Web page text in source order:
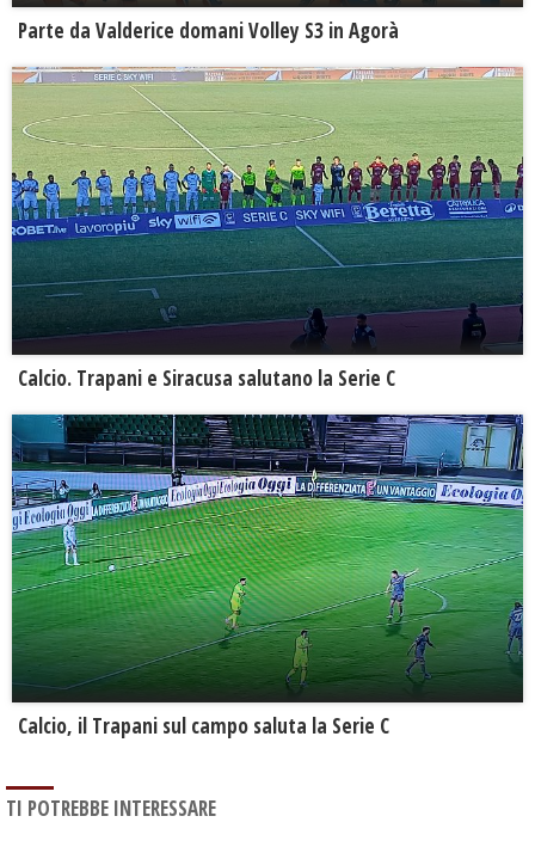
Parte da Valderice domani Volley S3 in Agorà
Calcio. Trapani e Siracusa salutano la Serie C
Calcio, il Trapani sul campo saluta la Serie C
TI POTREBBE INTERESSARE